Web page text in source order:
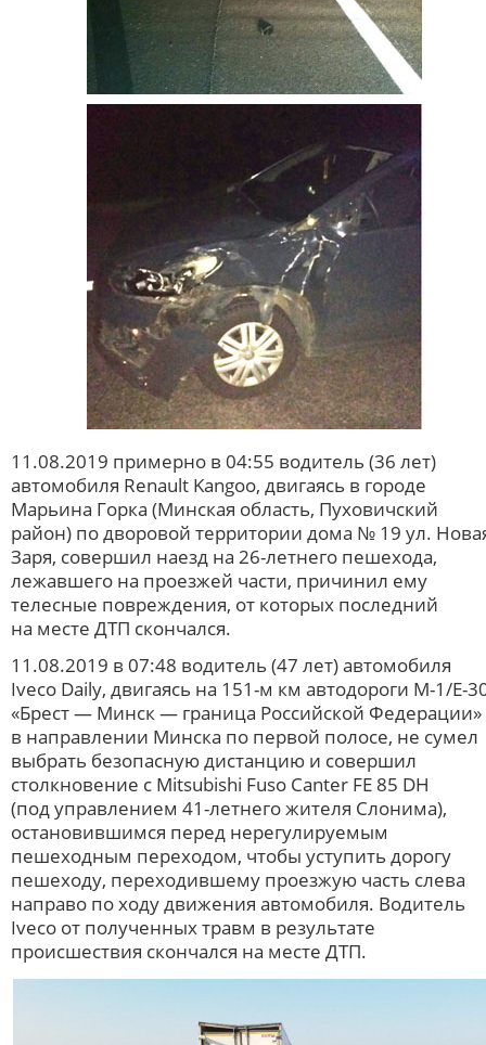
11.08.2019 примерно в 04:55 водитель (36 лет)
автомобиля Renault Kangoo, двигаясь в городе
Марьина Горка (Минская область, Пуховичский
район) по дворовой территории дома № 19 ул.
Заря, совершил наезд на 26-летнего пешехода,
лежавшего на проезжей части, причинил ему
телесные повреждения, от которых последний
на месте ДТП скончался.
11.08.2019 в 07:48 водитель (47 лет) автомобиля
Iveco Daily, двигаясь на 151-м км автодороги М-1/Е-
«Брест — Минск — граница Российской Федерации»
в направлении Минска по первой полосе, не сумел
выбрать безопасную дистанцию и совершил
столкновение с Mitsubishi Fuso Canter FE 85 DH
(под управлением 41-летнего жителя Слонима),
остановившимся перед нерегулируемым
пешеходным переходом, чтобы уступить дорогу
пешеходу, переходившему проезжую часть слева
направо по ходу движения автомобиля. Водитель
Iveco от полученных травм в результате
происшествия скончался на месте ДТП.